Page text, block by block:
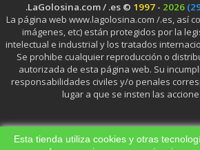
.LaGolosina.com / .es © 1997- 2026
La página web www.lagolosina.com /.es, así
imágenes, etc) están protegidos por la
intelectual e industrial y los tratados
Se prohibe cualquier reproducción o
autorizada de esta página web. Su
responsabilidades civiles y/o penales
lugar a que se insten las
Esta tienda utiliza cookies y otras